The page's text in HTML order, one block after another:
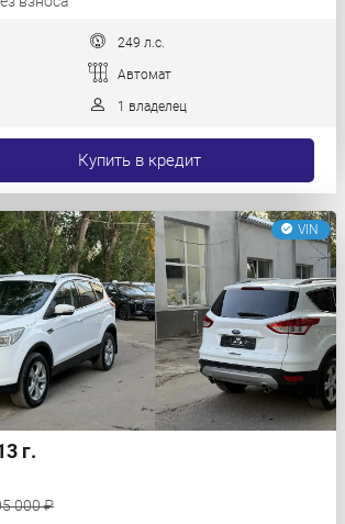
249 л.с.
Автомат
1 владелец
Купить в кредит
VIN
г.
000 ₽